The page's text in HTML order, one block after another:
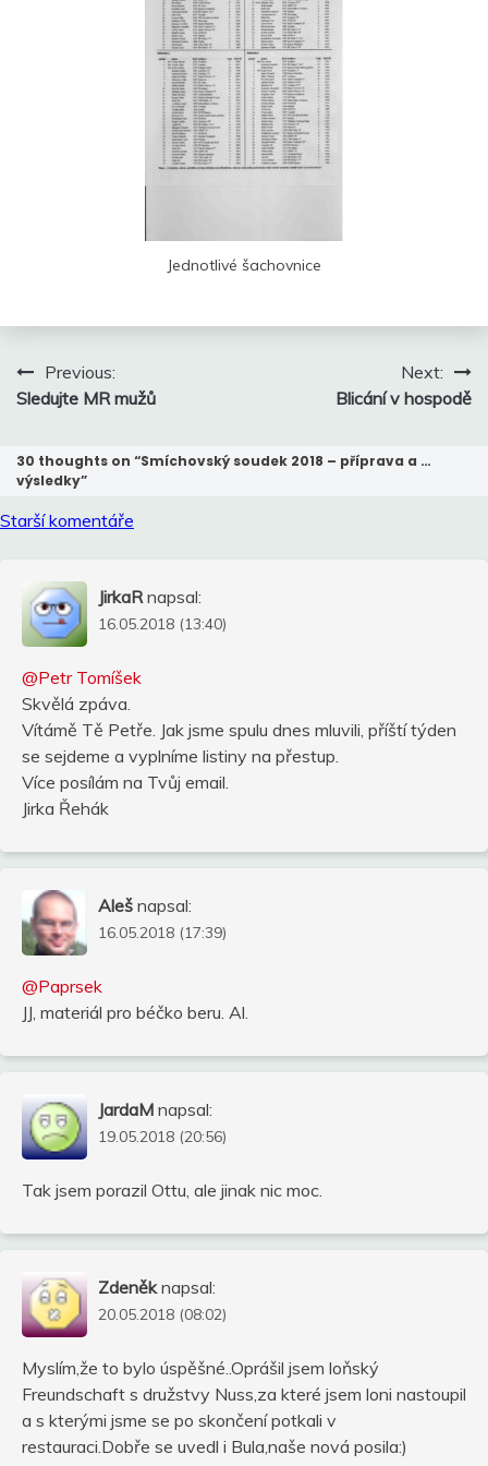
Jednotlivé šachovnice
Navigace
příspěvek
Previous:
Sledujte MR mužů
Next:
Blicání v hospodě
30 thoughts on “Smíchovský soudek 2018 – příprava a …
výsledky”
Navigace
pro
Starší komentáře
JirkaR napsal:
16.05.2018 (13:40)
@Petr Tomíšek
Skvělá zpáva.
Vítámě Tě Petře. Jak jsme spulu dnes mluvili, příští týden
se sejdeme a vyplníme listiny na přestup.
Více posílám na Tvůj email.
Jirka Řehák
Aleš napsal:
16.05.2018 (17:39)
@Paprsek
JJ, materiál pro béčko beru. Al.
JardaM napsal:
19.05.2018 (20:56)
Tak jsem porazil Ottu, ale jinak nic moc.
Zdeněk napsal:
20.05.2018 (08:02)
Myslím,že to bylo úspěšné..Oprášil jsem loňský
Freundschaft s družstvy Nuss,za které jsem loni nastoupil
a s kterými jsme se po skončení potkali v
restauraci.Dobře se uvedl i Bula,naše nová posila:)